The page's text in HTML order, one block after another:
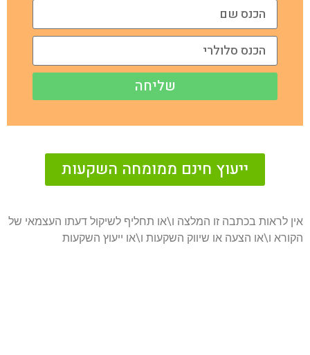
שליחה
ייעוץ חינם ממומחה השקעות
אין לראות בכתבה זו המלצה ו\או תחליף לשיקול דעתו העצמאי של
הקורא ו\או הצעה או שיווק השקעות ו\או ייעוץ השקעות